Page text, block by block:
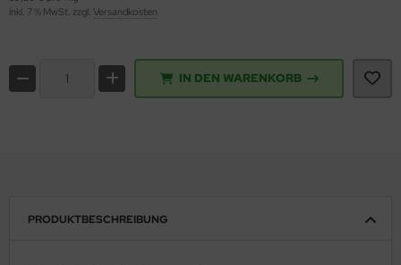
inkl. 7 % MwSt. zzgl. Versandkosten
IN DEN WARENKORB
PRODUKTBESCHREIBUNG